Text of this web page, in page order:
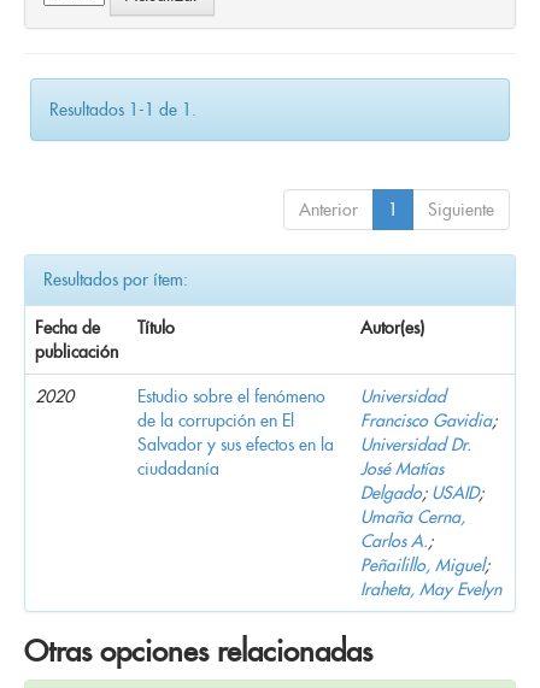
Resultados 1-1 de 1.
Anterior 1 Siguiente
Resultados por ítem:
Fecha de
publicación
Título Autor(es)
2020
Estudio sobre el fenómeno
de la corrupción en El
Salvador y sus efectos en la
ciudadanía
Universidad
Francisco Gavidia;
Universidad Dr.
José Matías
Delgado; USAID;
Umaña Cerna,
Carlos A.;
Peñailillo, Miguel;
Iraheta, May Evelyn
Otras opciones relacionadas